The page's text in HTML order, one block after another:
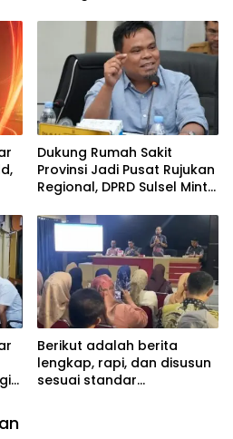
Dalam Bingkai Kesatuan
Dukung Rumah Sakit
Provinsi Jadi Pusat Rujukan
Regional, DPRD Sulsel Minta
Menyeluruh
Berikut adalah berita
lengkap, rapi, dan disusun
sesuai standar